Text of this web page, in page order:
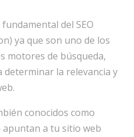
del SEO
ya que son uno de los
motores de búsqueda,
la relevancia y
conocidos como
apuntan a tu sitio web